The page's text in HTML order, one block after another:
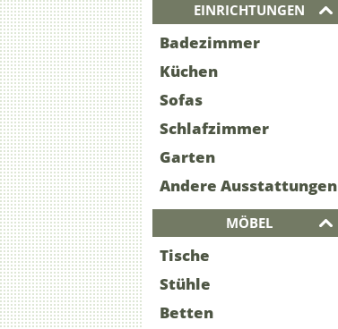
EINRICHTUNGEN
Badezimmer
Küchen
Sofas
Schlafzimmer
Garten
Andere Ausstattungen
MÖBEL
Tische
Stühle
Betten